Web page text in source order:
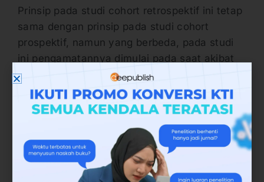
Prinsip pada studi cohort retrospektif ini tetap
sama dengan prinsip pada studi cohort
prospektif, namun yang berbeda, pada studi
ini pengamatannya dimulai pada saat akibat
atau efek suatu penyakit sudah terjadi.
Namun yang paling penting di dalam studi
cohort retrospektif ini di mana populasi yang
diamati tetap memenuhi syarat populasi
Cohort.
Dan harus sesuai juga dengan pengamatan